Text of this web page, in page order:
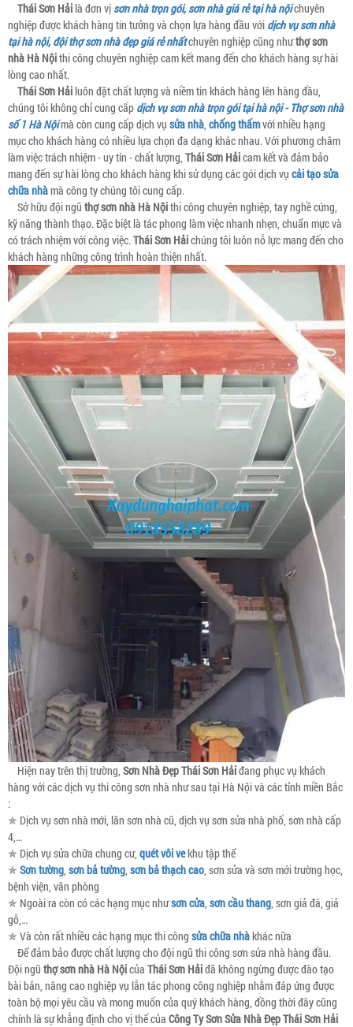
Thái Sơn Hải là đơn vị sơn nhà trọn gói, sơn nhà giá rẻ tại hà nộichuyên
nghiệp được khách hàng tin tưởng và chọn lựa hàng đầu với dịch vụ sơn nhà
tại hà nội, đội thợ sơn nhà đẹp giá rẻ nhấtchuyên nghiệp cũng nhưthợ sơn
nhà Hà Nộithi công chuyên nghiệp cam kết mang đến cho khách hàng sự hài
lòng cao nhất.
Thái Sơn Hải luôn đặt chất lượng và niềm tin khách hàng lên hàng đầu,
chúng tôi không chỉ cung cấp dịch vụ sơn nhà trọn gói tại hà nội - Thợ sơn nhà
số 1 Hà Nộimà còn cung cấp dịch vụ sửa nhà, chống thấmvới nhiều hạng
mục cho khách hàng có nhiều lựa chọn đa dạng khác nhau. Với phương châm
làm việc trách nhiệm - uy tín - chất lượng, Thái Sơn Hảicam kết và đảm bảo
mang đến sự hài lòng cho khách hàng khi sử dụng các gói dịch vụ cải tạo sửa
chữa nhàmà công ty chúng tôi cung cấp.
Sở hữu đội ngũ thợ sơn nhà Hà Nộithi công chuyên nghiệp, tay nghề cứng,
kỹ năng thành thạo. Đặc biệt là tác phong làm việc nhanh nhẹn, chuẩn mực và
có trách nhiệm với công việc.Thái Sơn Hảichúng tôi luôn nỗ lực mang đến cho
khách hàng những công trình hoàn thiện nhất.
Hiện nay trên thị trường, Sơn Nhà Đẹp Thái Sơn Hảiđang phục vụ khách
hàng với các dịch vụ thi công sơn nhà như sau tại Hà Nội và các tỉnh miền Bắc
:
✯ Dịch vụ sơn nhà mới, lăn sơn nhà cũ, dịch vụ sơn sửa nhà phố, sơn nhà cấp
4,…
✯ Dịch vụ sửa chữa chung cư, quét vôi vekhu tập thể
✯ Sơn tường, sơn bả tường, sơn bả thạch cao, sơn sửa và sơn mới trường học,
bệnh viện, văn phòng
✯ Ngoài ra còn có các hạng mục nhưsơn cửa, sơn cầu thang, sơn giả đá, giả
gỗ,…
✯ Và còn rất nhiều các hạng mục thi công sửa chữa nhàkhác nữa
Để đảm bảo được chất lượng cho đội ngũ thi công sơn sửa nhà hàng đầu.
Đội ngũ thợ sơn nhà Hà Nộicủa Thái Sơn Hảiđã không ngừng được đào tạo
bài bản, nâng cao nghiệp vụ lẫn tác phong công nghiệp nhằm đáp ứng được
toàn bộ mọi yêu cầu và mong muốn của quý khách hàng, đồng thời đây cũng
chính là sự khẳng định cho vị thế của Công Ty Sơn Sửa Nhà Đẹp Thái Sơn Hải